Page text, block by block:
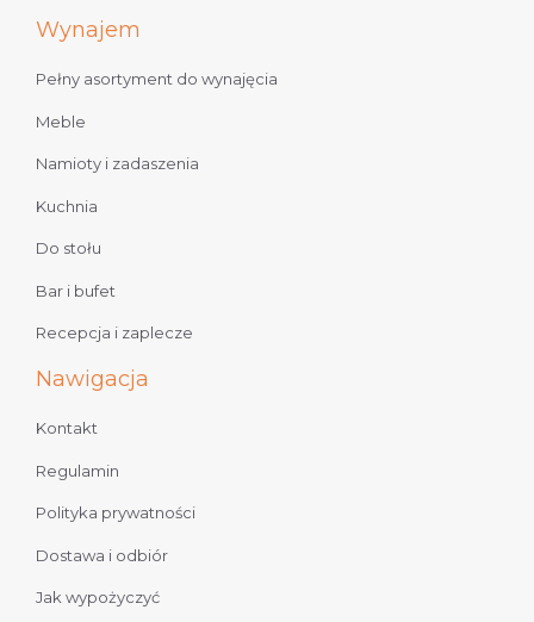
Wynajem
Pełny asortyment do wynajęcia
Meble
Namioty i zadaszenia
Kuchnia
Do stołu
Bar i bufet
Recepcja i zaplecze
Nawigacja
Kontakt
Regulamin
Polityka prywatności
Dostawa i odbiór
Jak wypożyczyć